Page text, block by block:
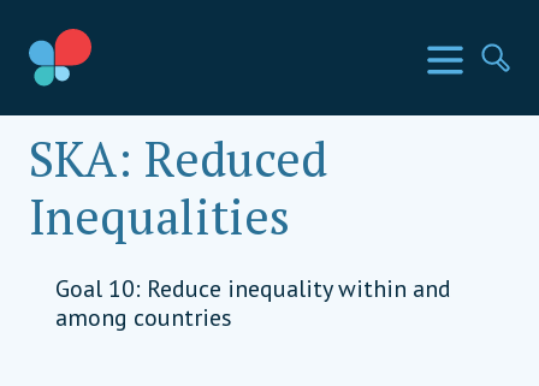
Menü
SIA Ülkeleri
SKA: Reduced
Inequalities
Goal 10: Reduce inequality within and
among countries